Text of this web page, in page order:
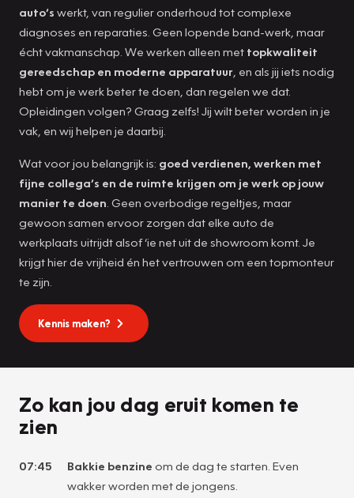
auto’s werkt, van regulier onderhoud tot complexe
diagnoses en reparaties. Geen lopende band-werk, maar
écht vakmanschap. We werken alleen met topkwaliteit
gereedschap en moderne apparatuur , en als jij iets nodig
hebt om je werk beter te doen, dan regelen we dat.
Opleidingen volgen? Graag zelfs! Jij wilt beter worden in je
vak, en wij helpen je daarbij.
Wat voor jou belangrijk is: goed verdienen, werken met
fijne collega’s en de ruimte krijgen om je werk op jouw
manier te doen . Geen overbodige regeltjes, maar
gewoon samen ervoor zorgen dat elke auto de
werkplaats uitrijdt alsof ‘ie net uit de showroom komt. Je
krijgt hier de vrijheid én het vertrouwen om een topmonteur
te zijn.
Kennis maken?
Zo kan jou dag eruit komen te
zien
07:45 Bakkie benzine om de dag te starten. Even
wakker worden met de jongens.